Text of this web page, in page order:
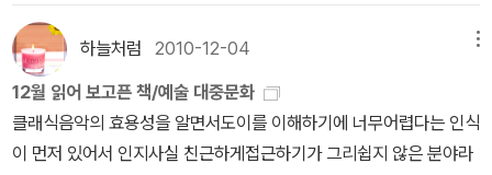
다. 그중 <람보>에 대한 이야기가 가장 흥미로웠는데, 나같은 경우
그저 액션영화라고만 생각했었는데, 그 안에는 전쟁에서 살아 돌아온
귀환병의 아픈 이야기가 숨어있었다고나 할까. 이런 부분들을 보면서
내가 영화를 볼 때 얼마나 편협한 시각을 가지고 있는 사람인가라는
것을 뼈저리게 깨달았다.참, 잊지 마시길. 각 꼭지의 뒷부분에는 그 꼭
고 싶은거다. 그렇게 보였다. 이걸 보면 시오노 나나미는 정말 이탈
리안 엄마가 아닌가 싶다. 아들이 아무리 늙었어도 주말에 빨래를 가
져오면 말없이 해주고 먹여준다는 이탈리안 mom. 내가 아는 영화라
고 해야 헐리우드 영화가 태반이고 덕분에 책에서 다룬 이야기는 2/3
정도는 전혀 이해하지 못했다. 이 책을 찾으면서 보니 시오노 나나미
이유만으로 <모터사이클 필로소피>(이음, 2010)와 <체 게바라의
모터사이클 다이어리>(황매, 2004)도 같이 묶어 놓는다. 세 대가 짝
을 지어 부르릉거리는듯하다.2. 역사김기덕 교수가 추천한 역사분야
의 책은 <외국인을 위한 한국사>(휴머니스트, 2010)이다. 책은 영어
판과 한국어판 두 권이다. '전국역사교사모임이 장장 6년간의 작업
던 라디오 건넛방 이야기가 궁금하기도 하고, 라디오PD의 에세이를
그냥 지나칠 수 없는 이유는 여전히 나는 라디오를 사랑하기에...공지
영의 지리산 행복학교제각기 다른 이유로 도시를 떠나온 사람들. 인
생의 막장을 지리산에 의탁한 사람부터 스스로 자발적 가난을 선택한
사람까지. 그냥 그렇게 살 수는 없어서 모인 사람들은 지리산을 등지
고 섬진강을 바라보며 자신들의 삶을 살아간다.// 도시 속의 편리를
하늘처럼 2010-12-04
12월 읽어 보고픈 책/예술 대중문화
클래식음악의 효용성을 알면서도이를 이해하기에 너무어렵다는 인식
이 먼저 있어서 인지사실 친근하게접근하기가 그리쉽지 않은 분야라